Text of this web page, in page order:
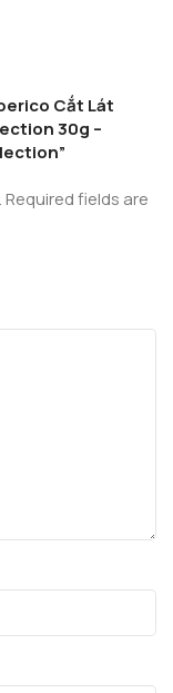
Cắt Lát
30g –
Required fields are